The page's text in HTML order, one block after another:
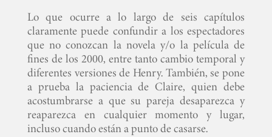
Lo que ocurre a lo largo de seis capítulos
claramente puede confundir a los espectadores
que no conozcan la novela y/o la película de
fines de los 2000, entre tanto cambio temporal y
diferentes versiones de Henry. También, se pone
a prueba la paciencia de Claire, quien debe
acostumbrarse a que su pareja desaparezca y
reaparezca en cualquier momento y lugar,
incluso cuando están a punto de casarse.